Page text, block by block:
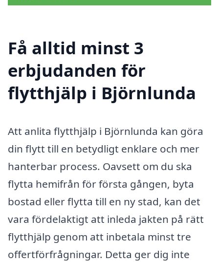
Få alltid minst 3
erbjudanden för
flytthjälp i Björnlunda
Att anlita flytthjälp i Björnlunda kan göra
din flytt till en betydligt enklare och mer
hanterbar process. Oavsett om du ska
flytta hemifrån för första gången, byta
bostad eller flytta till en ny stad, kan det
vara fördelaktigt att inleda jakten på rätt
flytthjälp genom att inbetala minst tre
offertförfrågningar. Detta ger dig inte